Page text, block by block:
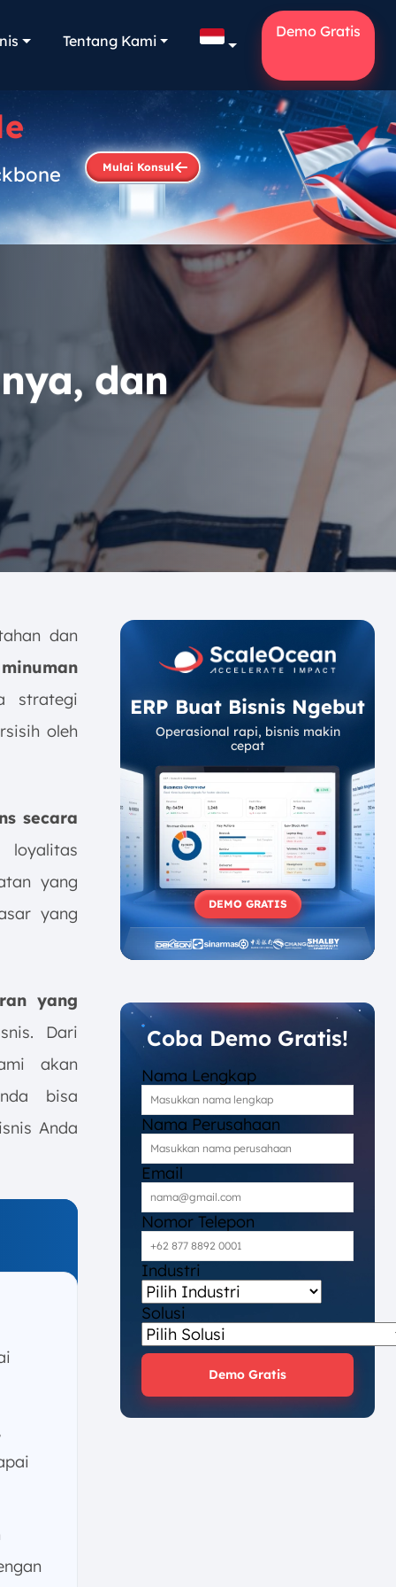
Tentang Kami
Demo Gratis
Mulai Konsul
dan
dan
strategi
oleh
secara
yang
yang
yang
Dari
akan
bisa
Anda
ERP Buat Bisnis Ngebut
Operasional rapi, bisnis makin
cepat
DEMO GRATIS
Coba Demo Gratis!
Nama Lengkap
Nama Perusahaan
Email
Nomor Telepon
Industri
Solusi
Demo Gratis